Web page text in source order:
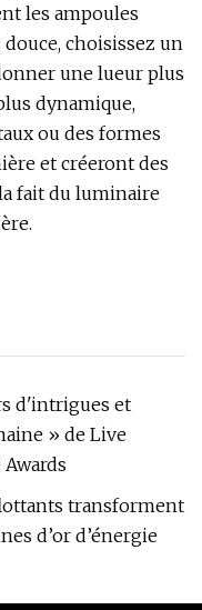
les ampoules
choisissez un
une lueur plus
dynamique,
ou des formes
et créeront des
fait du luminaire
d'intrigues et
» de Live
transforment
d’or d’énergie